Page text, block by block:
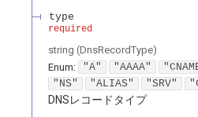
type
required
string (DnsRecordType)
Enum: "A" "AAAA"
"NS"
"ALIAS" "SRV"
DNSレコードタイプ